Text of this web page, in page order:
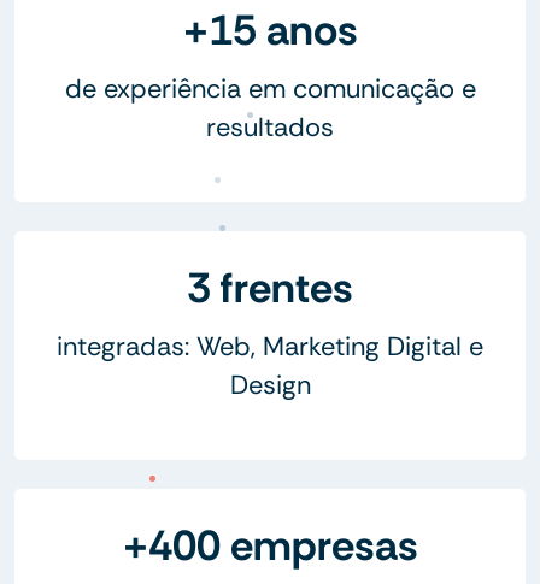
+15 anos
de experiência em comunicação e
resultados
3 frentes
integradas: Web, Marketing Digital e
Design
+400 empresas